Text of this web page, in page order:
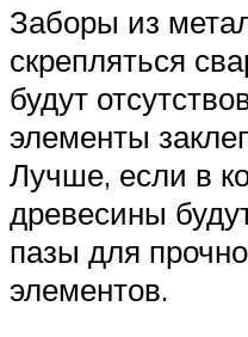
Заборы из
скрепляться
будут
элементы
Лучше, если в
древесины
пазы для
элементов.